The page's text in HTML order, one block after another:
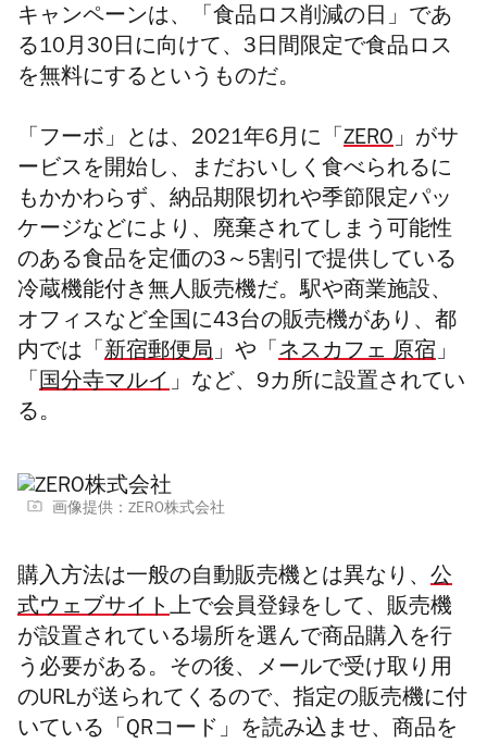
キャンペーンは、「 食品ロス削減の日」であ
る10月30日に向けて、3日間限定で食品ロス
を無料にするというものだ。
「フーボ」とは、 2021年6月に「 ZERO」がサ
ービスを開始し、まだおいしく食べられるに
もかかわらず、納品期限切れや季節限定パッ
ケージなどにより、廃棄されてしまう可能性
のある食品を定価の3～5割引で提供している
冷蔵機能付き無人販売機だ。駅や商業施設、
オフィスなど全国に43台の販売機があり、都
内では「 新宿郵便局」や「 ネスカフェ 原宿」
「 国分寺マルイ」など、9カ所に設置されてい
る。
画像提供：ZERO株式会社
購入方法は一般の自動販売機とは異なり、 公
式ウェブサイト上で会員登録をして、販売機
が設置されている場所を選んで商品購入を行
う必要がある。その後、メールで受け取り用
のURLが送られてくるので、指定の販売機に付
いている「QRコード」を読み込ませ、商品を